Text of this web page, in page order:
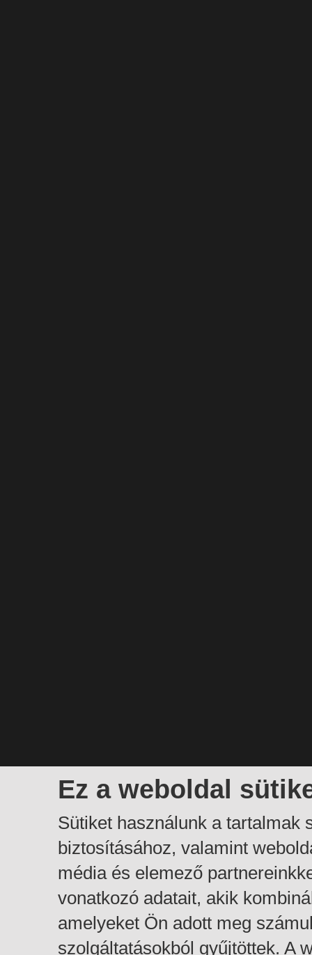
Ez a weboldal
Sütiket használunk a tartalmak
biztosításához, valamint
média és elemező
vonatkozó adatait, akik
amelyeket Ön adott meg
szolgáltatásokból gyűjtöttek. A